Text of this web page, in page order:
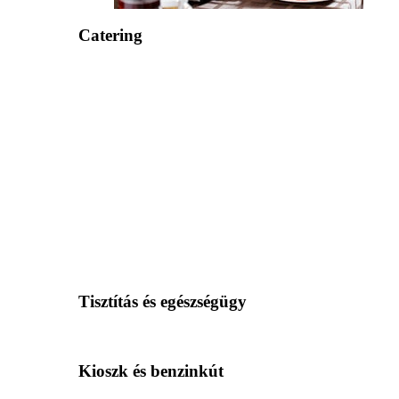
Catering
Tisztítás és egészségügy
Kioszk és benzinkút